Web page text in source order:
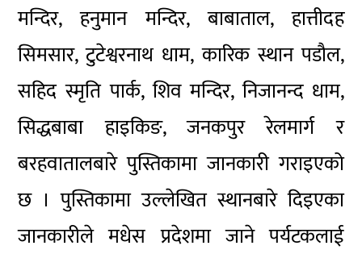
मन्दिर, हनुमान मन्दिर, बाबाताल, हात्तीदह
सिमसार, टुटेश्वरनाथ धाम, कारिक स्थान पडौल,
सहिद स्मृति पार्क, शिव मन्दिर, निजानन्द धाम,
सिद्धबाबा हाइकिङ, जनकपुर रेलमार्ग र
बरहवातालबारे पुस्तिकामा जानकारी गराइएको
छ । पुस्तिकामा उल्लेखित स्थानबारे दिइएका
जानकारीले मधेस प्रदेशमा जाने पर्यटकलाई